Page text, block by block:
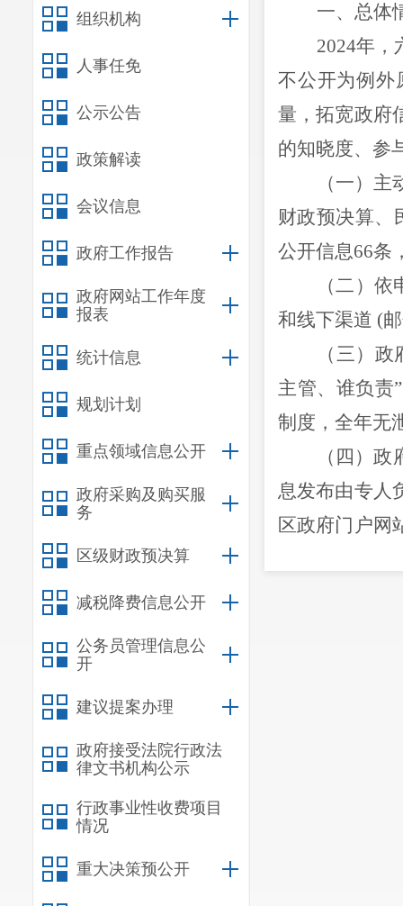
组织机构
人事任免
公示公告
政策解读
会议信息
政府工作报告
政府网站工作年度
报表
统计信息
规划计划
重点领域信息公开
政府采购及购买服
务
区级财政预决算
减税降费信息公开
公务员管理信息公
开
建议提案办理
政府接受法院行政法
律文书机构公示
行政事业性收费项目
情况
重大决策预公开
一、总体
2024年，
不公开为例外
量，拓宽政府
的知晓度、参
（一） 主
财政预决算、
公开信息66条
（二）
和线下渠道 (
（三）
主管、谁负责
制度，全年无
（四）
息发布由专人
区政府门户网